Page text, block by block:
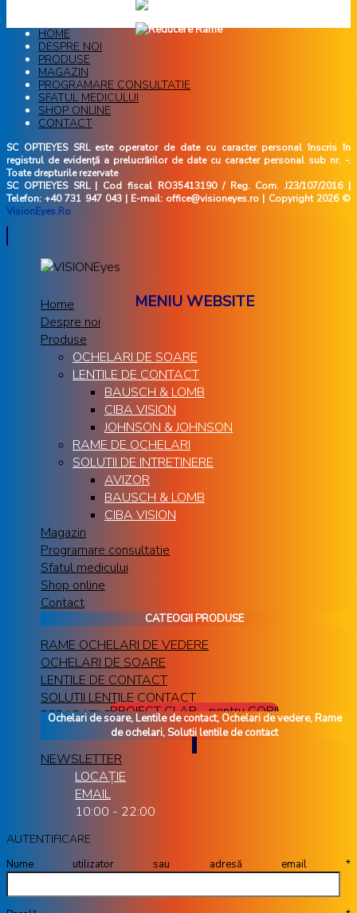
HOME
DESPRE NOI
PRODUSE
MAGAZIN
PROGRAMARE CONSULTATIE
SFATUL MEDICULUI
SHOP ONLINE
CONTACT
SC OPTIEYES SRL este operator de date cu caracter personal înscris în
registrul de evidență a prelucrărilor de date cu caracter personal sub nr. -.
Toate drepturile rezervate
SC OPTIEYES SRL | Cod fiscal RO35413190 / Reg. Com. J23/107/2016 |
Telefon: +40 731 947 043 | E-mail: office@visioneyes.ro | Copyright 2026 ©
VisionEyes.Ro
MENIU WEBSITE
Home
Despre noi
Produse
OCHELARI DE SOARE
LENTILE DE CONTACT
BAUSCH & LOMB
CIBA VISION
JOHNSON & JOHNSON
RAME DE OCHELARI
SOLUTII DE INTRETINERE
AVIZOR
BAUSCH & LOMB
CIBA VISION
Magazin
Programare consultatie
Sfatul medicului
Shop online
Contact
CATEOGII PRODUSE
RAME OCHELARI DE VEDERE
OCHELARI DE SOARE
LENTILE DE CONTACT
SOLUTII LENTILE CONTACT
REPARATII RAME OCHELARI
PROIECT CLAR - pentru COPII
Ochelari de soare, Lentile de contact, Ochelari de vedere, Rame
de ochelari, Solutii lentile de contact
NEWSLETTER
LOCAȚIE
EMAIL
10:00 - 22:00
AUTENTIFICARE
Nume utilizator sau adresă email *